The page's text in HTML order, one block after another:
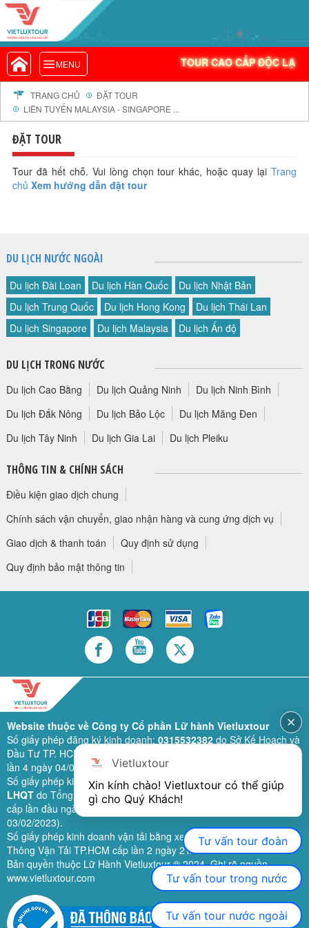
MENU TOUR CAO CẤP ĐỘC LẠ
VIETLUXTOUR.COM
TOUR CAO CẤP ĐỘC LẠ
TOUR TRONG NƯỚC
TOUR NƯỚC NGOÀI
TOUR KHỞI HÀNH TỪ HÀ NỘI
TOUR KHỞI HÀNH TỪ ĐÀ NẴNG
TOUR KHỞI HÀNH TỪ CẦN THƠ
TOUR ĐOÀN - M.I.C.E
HỒ SƠ NĂNG LỰC
PROFILE EN
THƯ KHEN VIETLUXTOUR
HỘP THƯ GÓP Ý
TUYỂN DỤNG
LIÊN HỆ
TRANG CHỦ
ĐẶT TOUR
LIÊN TUYẾN MALAYSIA - SINGAPORE ...
ĐẶT TOUR
Tour đã hết chỗ. Vui lòng chọn tour khác, hoặc quay lạiTrang
chủ Xem hướng dẫn đặt tour
DU LỊCH NƯỚC NGOÀI
Du lịch Đài Loan Du lịch Hàn Quốc
Du lịch Nhật Bản
Du lịch Trung Quốc
Du lịch Hong Kong
Du lịch Thái Lan
Du lịch Singapore
Du lịch Malaysia Du lịch Ấn độ
DU LỊCH TRONG NƯỚC
Du lịch Cao Bằng Du lịch Quảng Ninh
Du lịch Ninh Bình
Du lịch Đắk Nông
Du lịch Bảo Lộc
Du lịch Măng Đen
Du lịch Tây Ninh
Du lịch Gia Lai Du lịch Pleiku
THÔNG TIN & CHÍNH SÁCH
Điều kiện giao dịch chung
Chính sách vận chuyển, giao nhận hàng và cung ứng dịch vụ
Giao dịch & thanh toán
Quy định sử dụng
Quy định bảo mật thông tin
Website thuộc về Công ty Cổ phần Lữ hành Vietluxtour
Số giấy phép đăng ký kinh doanh: 0315532382do Sở Kế Hoạch và
Đầu Tư TP. HCM cấp lần đầu ngày 28/02/2019 (sửa đổi bổ sung
lần 4 ngày 04/06/2024).
Số giấy phép kinh doanh lữ hành quốc tế:79-1111/2019/TCDL-GP
LHQTdo Tổng Cục Du Lịch (nay là Cục Du lịch quốc gia Việt Nam)
cấp lần đầu ngày 26/09/2019 (sửa đổi, bổ sung lần 3 ngày
03/02/2023).
Số giấy phép kinh doanh vận tải bằng xe ô tô:11924do Sở Giao
Thông Vận Tải TP.HCM cấp lần 2 ngày 21/02/2023.
Bản quyền thuộc Lữ Hành Vietluxtour ® 2024. Ghi rõ nguồn
www.vietluxtour.com
Vietluxtour
Xin kính chào! Vietluxtour có thể giúp
gì cho Quý Khách!
Tư vấn tour đoàn
Tư vấn tour trong nước
Tư vấn tour nước ngoài